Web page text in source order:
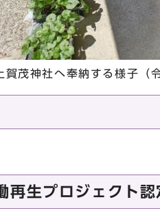
上賀茂神社へ奉納する様子（
再生プロジェクト